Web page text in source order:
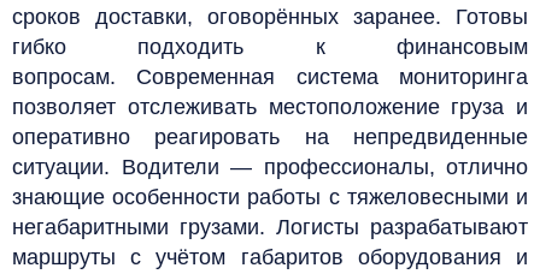
сроков доставки, оговорённых заранее. Готовы
гибко подходить к финансовым
вопросам. Современная система мониторинга
позволяет отслеживать местоположение груза и
оперативно реагировать на непредвиденные
ситуации. Водители — профессионалы, отлично
знающие особенности работы с тяжеловесными и
негабаритными грузами. Логисты разрабатывают
маршруты с учётом габаритов оборудования и